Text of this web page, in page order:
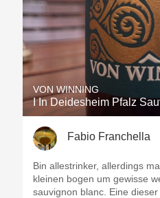
Tawny
1982
Oaky
Buttery
VON WINNING
I In Deidesheim Pfalz
Fabio Franchella
Bin allestrinker, allerdings
kleinen bogen um gewisse
sauvignon blanc. Eine